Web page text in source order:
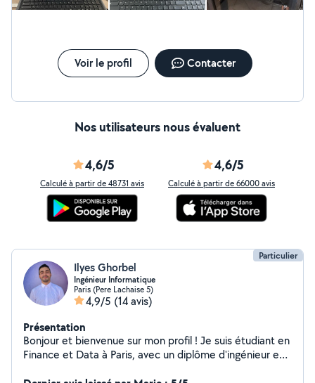
Voir le profil Contacter
Nos utilisateurs nous évaluent
4,6/5
Calculé à partir de 48731 avis
4,6/5
Calculé à partir de 66000 avis
Particulier
Ilyes Ghorbel
Ingénieur Informatique
Paris (Pere Lachaise 5)
4,9/5 (14 avis)
Présentation
Bonjour et bienvenue sur mon profil ! Je suis étudiant en
Finance et Data à Paris, avec un diplôme d'ingénieur en